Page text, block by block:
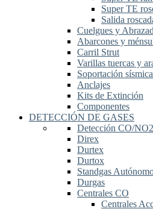
Super TE
Salida
Cuelgues y
Abarcones y
Carril Strut
Varillas tuercas y
Soportación sísmica
Anclajes
Kits de Extinción
Componentes
DETECCIÓN DE GASES
Detección CO/NO2
Direx
Durtex
Durtox
Standgas
Durgas
Centrales CO
Centrales